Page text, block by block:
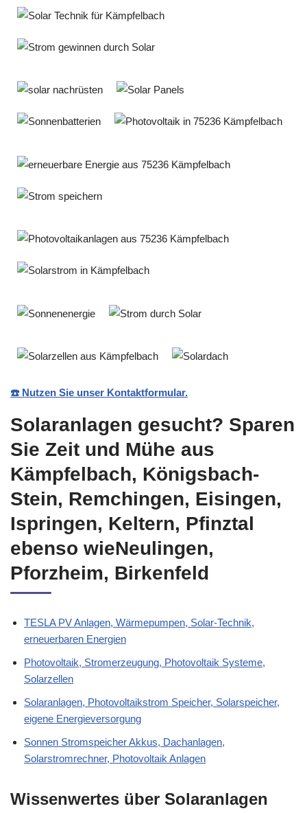
☎️ Nutzen Sie unser Kontaktformular.
Solaranlagen gesucht? Sparen
Sie Zeit und Mühe aus
Kämpfelbach, Königsbach-
Stein, Remchingen, Eisingen,
Ispringen, Keltern, Pfinztal
ebenso wieNeulingen,
Pforzheim, Birkenfeld
TESLA PV Anlagen, Wärmepumpen, Solar-Technik,
erneuerbaren Energien
Photovoltaik, Stromerzeugung, Photovoltaik Systeme,
Solarzellen
Solaranlagen, Photovoltaikstrom Speicher, Solarspeicher,
eigene Energieversorgung
Sonnen Stromspeicher Akkus, Dachanlagen,
Solarstromrechner, Photovoltaik Anlagen
Wissenwertes über Solaranlagen